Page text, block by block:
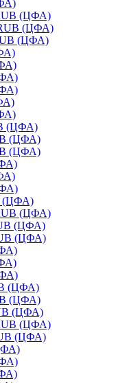
(ЦФА)
RUB (ЦФА)
(ЦФА)
(ЦФА)
(ЦФА)
(ЦФА)
(ЦФА)
(ЦФА)
(ЦФА)
(ЦФА)
(ЦФА)
(ЦФА)
(ЦФА)
(ЦФА)
(ЦФА)